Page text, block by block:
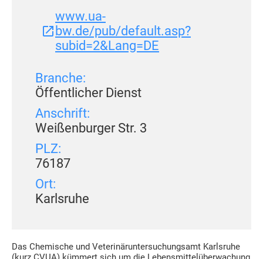
Das Chemische und Veterinäruntersuchungsamt Karlsruhe
www.ua-
bw.de/pub/default.asp?
subid=2&Lang=DE
Branche:
Öffentlicher Dienst
Anschrift:
Weißenburger Str. 3
PLZ:
76187
Ort:
Karlsruhe